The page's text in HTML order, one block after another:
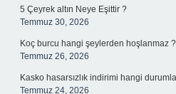
5 Çeyrek altın Neye Eşittir ?
Temmuz 30, 2026
Koç burcu hangi şeylerden hoşlanmaz ?
Temmuz 26, 2026
Kasko hasarsızlık indirimi hangi
Temmuz 24, 2026